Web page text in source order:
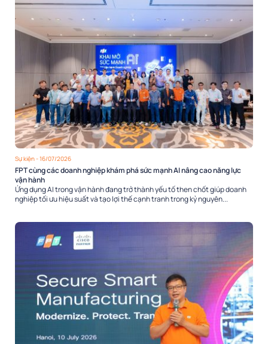
Sự kiện- 16/07/2026
FPT cùng các doanh nghiệp khám phá sức mạnh AI nâng cao năng lực
vận hành
Ứng dụng AI trong vận hành đang trở thành yếu tố then chốt giúp doanh
nghiệp tối ưu hiệu suất và tạo lợi thế cạnh tranh trong kỷ nguyên...